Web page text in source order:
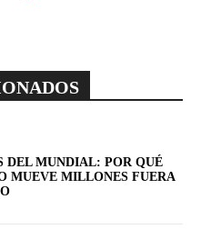
DEL MUNDIAL: POR QUÉ
MUEVE MILLONES FUERA